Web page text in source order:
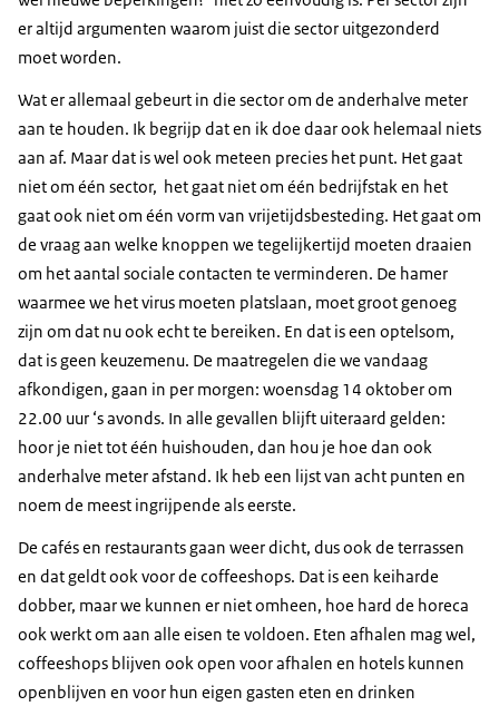
er altijd argumenten waarom juist die sector uitgezonderd
moet worden.
Wat er allemaal gebeurt in die sector om de anderhalve meter
aan te houden. Ik begrijp dat en ik doe daar ook helemaal niets
aan af. Maar dat is wel ook meteen precies het punt. Het gaat
niet om één sector, het gaat niet om één bedrijfstak en het
gaat ook niet om één vorm van vrijetijdsbesteding. Het gaat om
de vraag aan welke knoppen we tegelijkertijd moeten draaien
om het aantal sociale contacten te verminderen. De hamer
waarmee we het virus moeten platslaan, moet groot genoeg
zijn om dat nu ook echt te bereiken. En dat is een optelsom,
dat is geen keuzemenu. De maatregelen die we vandaag
afkondigen, gaan in per morgen: woensdag 14 oktober om
22.00 uur ‘s avonds. In alle gevallen blijft uiteraard gelden:
hoor je niet tot één huishouden, dan hou je hoe dan ook
anderhalve meter afstand. Ik heb een lijst van acht punten en
noem de meest ingrijpende als eerste.
De cafés en restaurants gaan weer dicht, dus ook de terrassen
en dat geldt ook voor de coffeeshops. Dat is een keiharde
dobber, maar we kunnen er niet omheen, hoe hard de horeca
ook werkt om aan alle eisen te voldoen. Eten afhalen mag wel,
coffeeshops blijven ook open voor afhalen en hotels kunnen
openblijven en voor hun eigen gasten eten en drinken